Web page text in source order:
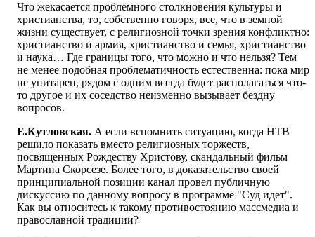
Что жекасается проблемного столкновения культуры и
христианства, то, собственно говоря, все, что в земной
жизни существует, с религиозной точки зрения конфликтно:
христианство и армия, христианство и семья, христианство
и наука… Где границы того, что можно и что нельзя? Тем
не менее подобная проблематичность естественна: пока мир
не унитарен, рядом с одним всегда будет располагаться что-
то другое и их соседство неизменно вызывает бездну
вопросов.
Е.Кутловская. А если вспомнить ситуацию, когда НТВ
решило показать вместо религиозных торжеств,
посвященных Рождеству Христову, скандальный фильм
Мартина Скорсезе. Более того, в доказательство своей
принципиальной позиции канал провел публичную
дискуссию по данному вопросу в программе "Суд идет".
Как вы относитесь к такому противостоянию массмедиа и
православной традиции?